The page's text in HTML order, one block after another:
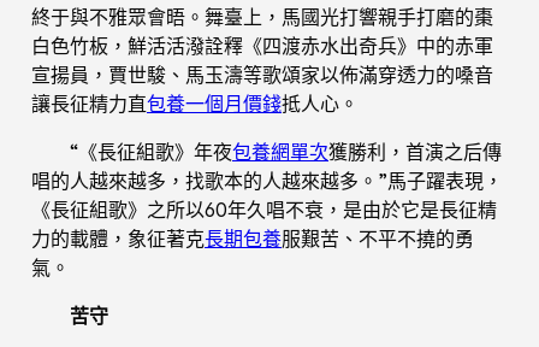
終于與不雅眾會晤。舞臺上，馬國光打響親手打磨的棗
白色竹板，鮮活活潑詮釋《四渡赤水出奇兵》中的赤軍
宣揚員，賈世駿、馬玉濤等歌頌家以佈滿穿透力的嗓音
讓長征精力直包養一個月價錢抵人心。
“《長征組歌》年夜包養網單次獲勝利，首演之后傳
唱的人越來越多，找歌本的人越來越多。”馬子躍表現，
《長征組歌》之所以60年久唱不衰，是由於它是長征精
力的載體，象征著克長期包養服艱苦、不平不撓的勇
氣。
苦守